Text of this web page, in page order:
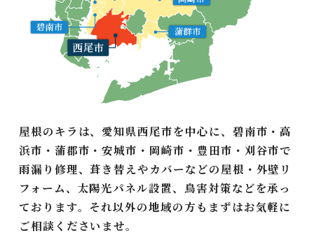
屋根のキラは、愛知県西尾市を中心に、碧南市・高
浜市・蒲郡市・安城市・岡崎市・豊田市・刈谷市で
雨漏り修理、葺き替えやカバーなどの屋根・外壁リ
フォーム、太陽光パネル設置、鳥害対策などを承っ
ております。それ以外の地域の方もまずはお気軽に
ご相談くださいませ。